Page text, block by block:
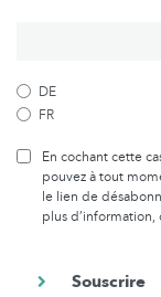
DE
FR
En cochant cette
pouvez à tout
le lien de
plus d’information,